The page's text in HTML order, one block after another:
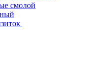
смолой